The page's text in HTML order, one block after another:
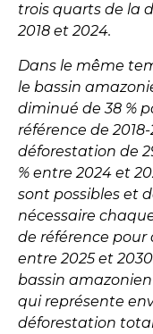
trois quarts de la
2018 et 2024.
Dans le même
le bassin
diminué de 38 %
référence de
déforestation de
% entre 2024 et
sont possibles et
nécessaire
de référence
entre 2025 et
bassin
qui représente
déforestation